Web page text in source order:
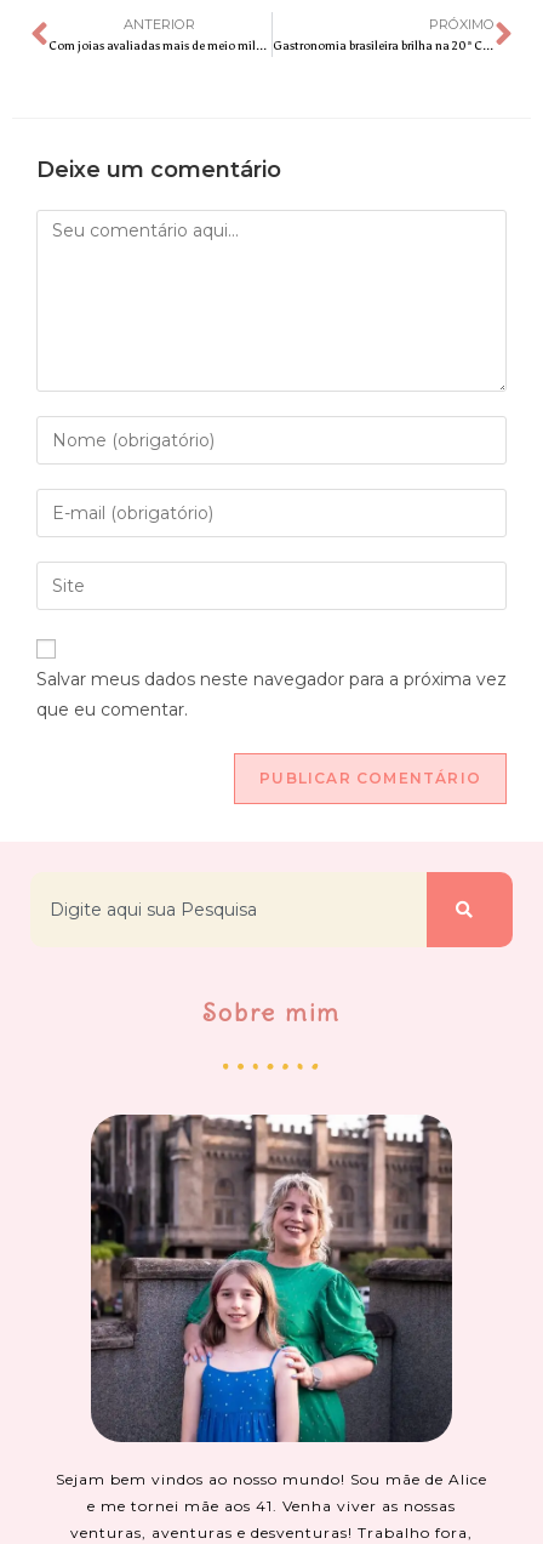
ANTERIOR
Com joias avaliadas mais de meio milhão e looks exclusivos, Guilherme e Benuto gravam projeto audivisual
PRÓXIMO
Gastronomia brasileira brilha na 20ª Campinas Restaurant Week com menus que exaltam ingredientes regionais
Deixe um comentário
Salvar meus dados neste navegador para a próxima vez
que eu comentar.
Sobre mim
Sejam bem vindos ao nosso mundo! Sou mãe de Alice
e me tornei mãe aos 41. Venha viver as nossas
venturas, aventuras e desventuras! Trabalho fora,